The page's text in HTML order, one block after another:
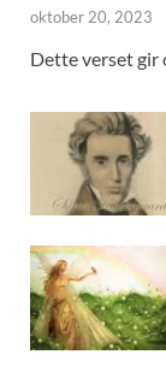
oktober 20, 2023
Dette verset gir